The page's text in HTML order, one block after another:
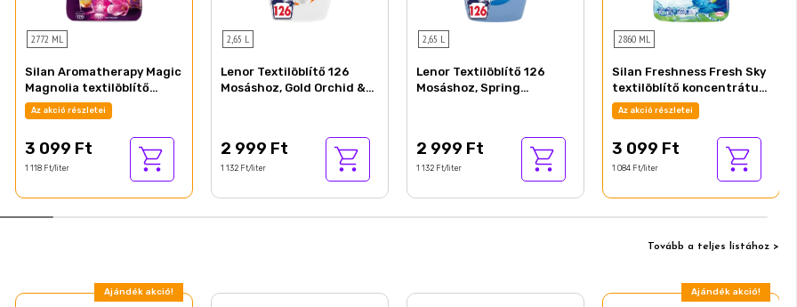
2772 ML
Silan Aromatherapy Magic
Magnolia textilöblítő
koncentrátum 126 mosás
2772 ml
Az akció részletei
3 099 Ft
1 118 Ft/liter
2,65 L
Lenor Textilöblítő 126
Mosáshoz, Gold Orchid &
2 999 Ft
1 132 Ft/liter
2,65 L
Lenor Textilöblítő 126
Mosáshoz, Spring
2 999 Ft
1 132 Ft/liter
2860 ML
Silan Freshness Fresh Sky
textilöblítő koncentrátum
130 mosás 2860 ml
Az akció részletei
3 099 Ft
1 084 Ft/liter
Tovább a teljes listához >
Ajándék akció! Ajándék akció!